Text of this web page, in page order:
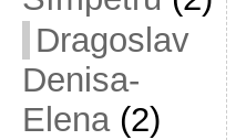
Dragoslav
Denisa-
Elena(2)